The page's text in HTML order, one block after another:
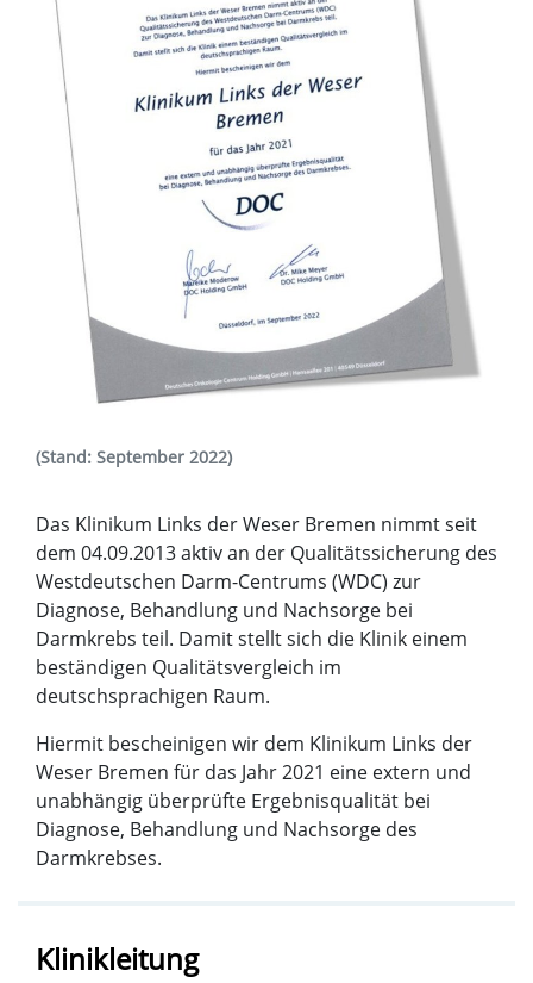
(Stand: September 2022)
Das Klinikum Links der Weser Bremen nimmt seit
dem 04.09.2013 aktiv an der Qualitätssicherung des
Westdeutschen Darm-Centrums (WDC) zur
Diagnose, Behandlung und Nachsorge bei
Darmkrebs teil. Damit stellt sich die Klinik einem
beständigen Qualitätsvergleich im
deutschsprachigen Raum.
Hiermit bescheinigen wir dem Klinikum Links der
Weser Bremen für das Jahr 2021 eine extern und
unabhängig überprüfte Ergebnisqualität bei
Diagnose, Behandlung und Nachsorge des
Darmkrebses.
Klinikleitung